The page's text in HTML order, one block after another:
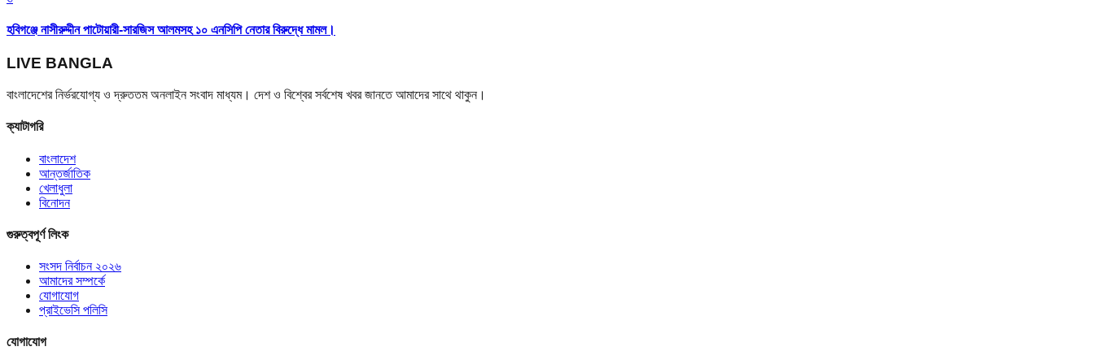
হবিগঞ্জে নাসীরুদ্দীন পাটোয়ারী-সারজিস আলমসহ ১০ এনসিপি নেতার বিরুদ্ধে মামল।
LIVE BANGLA
বাংলাদেশের নির্ভরযোগ্য ও দ্রুততম অনলাইন সংবাদ মাধ্যম। দেশ ও বিশ্বের সর্বশেষ খবর জানতে আমাদের সাথে থাকুন।
ক্যাটাগরি
বাংলাদেশ
আন্তর্জাতিক
খেলাধুলা
বিনোদন
গুরুত্বপূর্ণ লিংক
সংসদ নির্বাচন ২০২৬
আমাদের সম্পর্কে
যোগাযোগ
প্রাইভেসি পলিসি
যোগাযোগ